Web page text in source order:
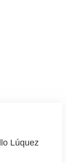
Lúquez